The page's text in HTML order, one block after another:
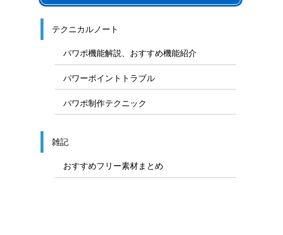
テクニカルノート
パワポ機能解説、おすすめ機能紹介
パワーポイントトラブル
パワポ制作テクニック
雑記
おすすめフリー素材まとめ